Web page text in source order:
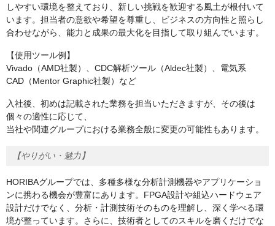
しやすい環境を整えており、新しい挑戦を歓迎する風土が根付いて
います。担当者の意欲や希望を尊重し、ビジネスの方向性と照らし
合わせながら、能力と成果の最大化を目指して取り組んでいます。
【使用ツール例】
Vivado（AMD社製）、CDC解析ツール（Aldec社製）、電気系
CAD（Mentor Graphic社製）など
入社後、初めは記載された業務を担当いただきますが、その後は
個々の適性に応じて、
当社や関連グループにおける業務全般に変更の可能性もあります。
【やりがい・魅力】
HORIBAグループでは、多種多様な分析計測機器やアプリケーショ
ンに携わる機会が豊富にあります。FPGA設計や組込ハードウェア
設計だけでなく、分析・計測技術そのものを理解し、深く学べる環
境が整っています。さらに、技術者としてのスキルを磨くだけでな